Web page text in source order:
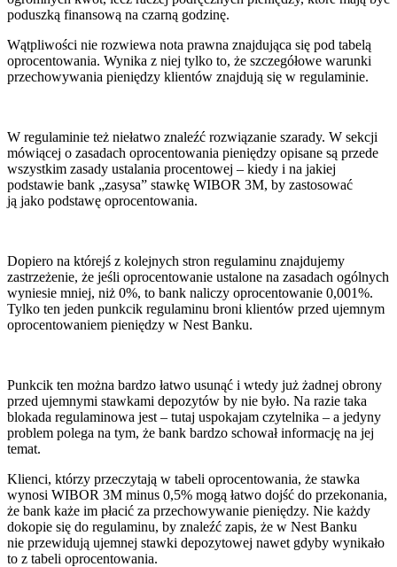
poduszką finansową na czarną godzinę.
Wątpliwości nie rozwiewa nota prawna znajdująca się pod tabelą
oprocentowania. Wynika z niej tylko to, że szczegółowe warunki
przechowywania pieniędzy klientów znajdują się w regulaminie.
W regulaminie też niełatwo znaleźć rozwiązanie szarady. W sekcji
mówiącej o zasadach oprocentowania pieniędzy opisane są przede
wszystkim zasady ustalania procentowej – kiedy i na jakiej
podstawie bank „zasysa” stawkę WIBOR 3M, by zastosować
ją jako podstawę oprocentowania.
Dopiero na którejś z kolejnych stron regulaminu znajdujemy
zastrzeżenie, że jeśli oprocentowanie ustalone na zasadach ogólnych
wyniesie mniej, niż 0%, to bank naliczy oprocentowanie 0,001%.
Tylko ten jeden punkcik regulaminu broni klientów przed ujemnym
oprocentowaniem pieniędzy w Nest Banku.
Punkcik ten można bardzo łatwo usunąć i wtedy już żadnej obrony
przed ujemnymi stawkami depozytów by nie było. Na razie taka
blokada regulaminowa jest – tutaj uspokajam czytelnika – a jedyny
problem polega na tym, że bank bardzo schował informację na jej
temat.
Klienci, którzy przeczytają w tabeli oprocentowania, że stawka
wynosi WIBOR 3M minus 0,5% mogą łatwo dojść do przekonania,
że bank każe im płacić za przechowywanie pieniędzy. Nie każdy
dokopie się do regulaminu, by znaleźć zapis, że w Nest Banku
nie przewidują ujemnej stawki depozytowej nawet gdyby wynikało
to z tabeli oprocentowania.